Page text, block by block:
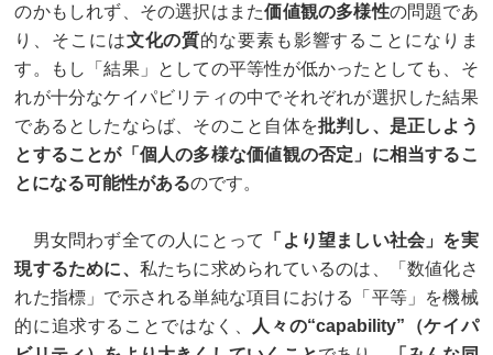
のかもしれず、その選択はまた価値観の多様性の問題であ
り、そこには文化の質的な要素も影響することになりま
す。もし「結果」としての平等性が低かったとしても、そ
れが十分なケイパビリティの中でそれぞれが選択した結果
であるとしたならば、そのこと自体を批判し、是正しよう
とすることが「個人の多様な価値観の否定」に相当するこ
とになる可能性があるのです。
男女問わず全ての人にとって
「より望ましい社会」を実
現するために、 私たちに求められているのは、「数値化さ
れた指標」で示される単純な項目における「平等」を機械
的に追求することではなく、
人々の“capability”（ケイパ